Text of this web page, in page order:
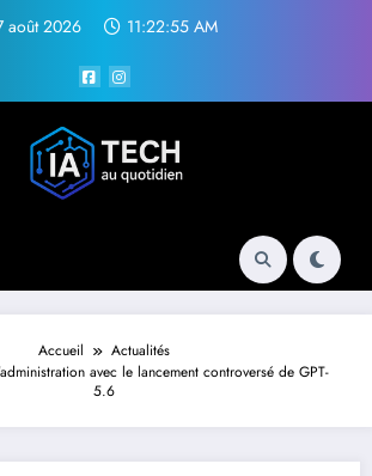
août 2026 11:22:56 AM
Accueil
Actualités
avec le lancement controversé de GPT-
5.6